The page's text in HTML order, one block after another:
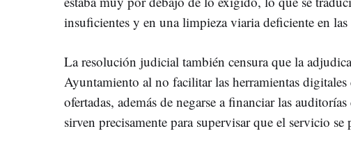
insuficientes y en una limpieza viaria deficiente en las
La resolución judicial también censura que la
Ayuntamiento al no facilitar las herramientas
ofertadas, además de negarse a financiar las
sirven precisamente para supervisar que el servicio se